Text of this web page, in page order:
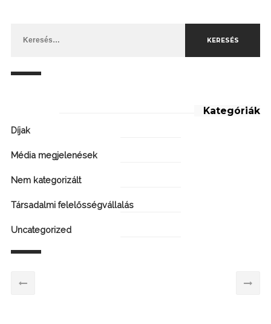
Kategóriák
Díjak
Média megjelenések
Nem kategorizált
Társadalmi felelősségvállalás
Uncategorized